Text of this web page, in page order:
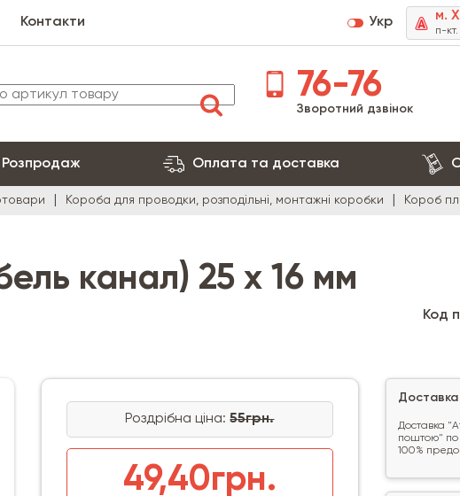
Контакти Укр м.
п-
76-76
Зворотний дзвінок
Розпродаж Оплата та доставка
Короба для проводки, розподільні, монтажні коробки Короб
канал) 25 х 16 мм
Роздрібна ціна:55грн.
49,40грн.
Код
Доставка
Доставка
поштою" по
100%